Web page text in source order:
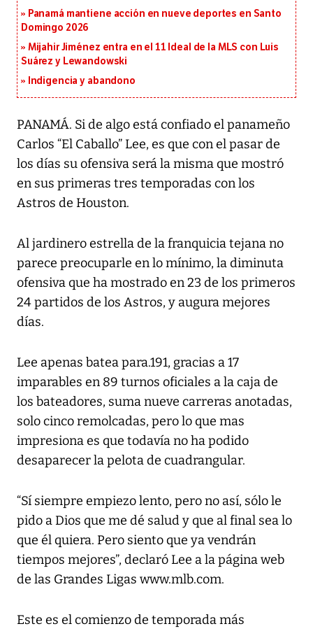
Panamá mantiene acción en nueve deportes en Santo
Domingo 2026
Mijahir Jiménez entra en el 11 Ideal de la MLS con Luis
Suárez y Lewandowski
Indigencia y abandono
PANAMÁ. Si de algo está confiado el panameño
Carlos “El Caballo” Lee, es que con el pasar de
los días su ofensiva será la misma que mostró
en sus primeras tres temporadas con los
Astros de Houston.
Al jardinero estrella de la franquicia tejana no
parece preocuparle en lo mínimo, la diminuta
ofensiva que ha mostrado en 23 de los primeros
24 partidos de los Astros, y augura mejores
días.
Lee apenas batea para.191, gracias a 17
imparables en 89 turnos oficiales a la caja de
los bateadores, suma nueve carreras anotadas,
solo cinco remolcadas, pero lo que mas
impresiona es que todavía no ha podido
desaparecer la pelota de cuadrangular.
“Sí siempre empiezo lento, pero no así, sólo le
pido a Dios que me dé salud y que al final sea lo
que él quiera. Pero siento que ya vendrán
tiempos mejores”, declaró Lee a la página web
de las Grandes Ligas www.mlb.com.
Este es el comienzo de temporada más